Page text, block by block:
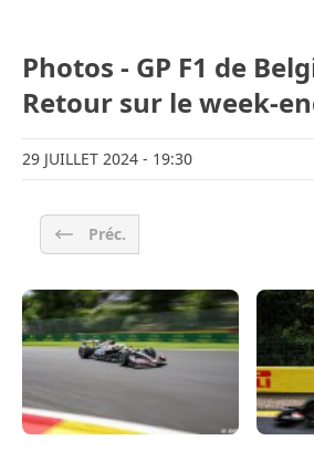
Photos - GP F1 de
Retour sur le week-
29 JUILLET 2024 - 19:30
Préc.